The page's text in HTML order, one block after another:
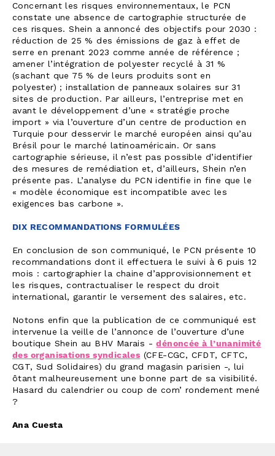
Concernant les risques environnementaux, le PCN
constate une absence de cartographie structurée de
ces risques. Shein a annoncé des objectifs pour 2030 :
réduction de 25 % des émissions de gaz à effet de
serre en prenant 2023 comme année de référence ;
amener l’intégration de polyester recyclé à 31 %
(sachant que 75 % de leurs produits sont en
polyester) ; installation de panneaux solaires sur 31
sites de production. Par ailleurs, l’entreprise met en
avant le développement d’une « stratégie proche
import » via l’ouverture d’un centre de production en
Turquie pour desservir le marché européen ainsi qu’au
Brésil pour le marché latinoaméricain. Or sans
cartographie sérieuse, il n’est pas possible d’identifier
des mesures de remédiation et, d’ailleurs, Shein n’en
présente pas. L’analyse du PCN identifie in fine que le
« modèle économique est incompatible avec les
exigences bas carbone ».
DIX RECOMMANDATIONS FORMULÉES
En conclusion de son communiqué, le PCN présente 10
recommandations dont il effectuera le suivi à 6 puis 12
mois : cartographier la chaine d’approvisionnement et
les risques, contractualiser le respect du droit
international, garantir le versement des salaires, etc.
Notons enfin que la publication de ce communiqué est
intervenue la veille de l’annonce de l’ouverture d’une
boutique Shein au BHV Marais -dénoncée à l’unanimité
des organisations syndicales (CFE-CGC, CFDT, CFTC,
CGT, Sud Solidaires) du grand magasin parisien -, lui
ôtant malheureusement une bonne part de sa visibilité.
Hasard du calendrier ou coup de com’ rondement mené
?
Ana Cuesta